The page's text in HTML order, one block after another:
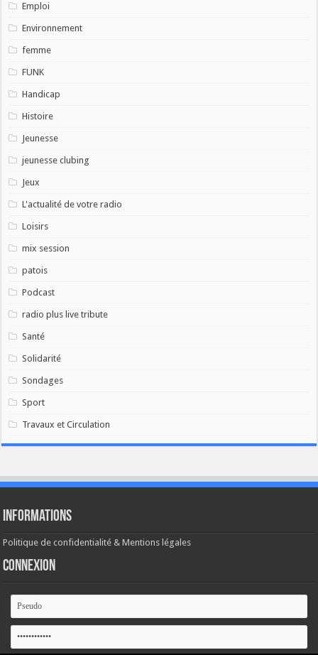
Emploi
Environnement
femme
FUNK
Handicap
Histoire
Jeunesse
jeunesse clubing
Jeux
L'actualité de votre radio
Loisirs
mix session
patois
Podcast
radio plus live tribute
Santé
Solidarité
Sondages
Sport
Travaux et Circulation
Informations
Politique de confidentialité & Mentions légales
Connexion